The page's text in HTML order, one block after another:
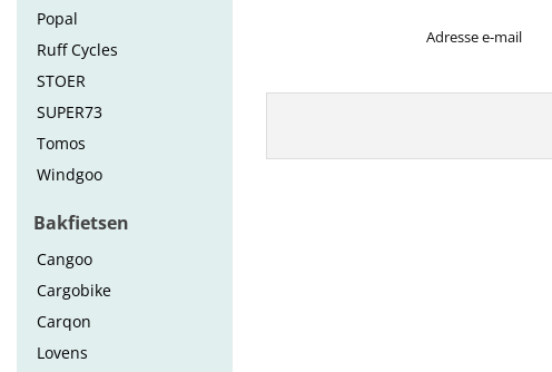
Popal
Ruff Cycles
STOER
SUPER73
Tomos
Windgoo
Bakfietsen
Cangoo
Cargobike
Carqon
Lovens
Adresse e-mail